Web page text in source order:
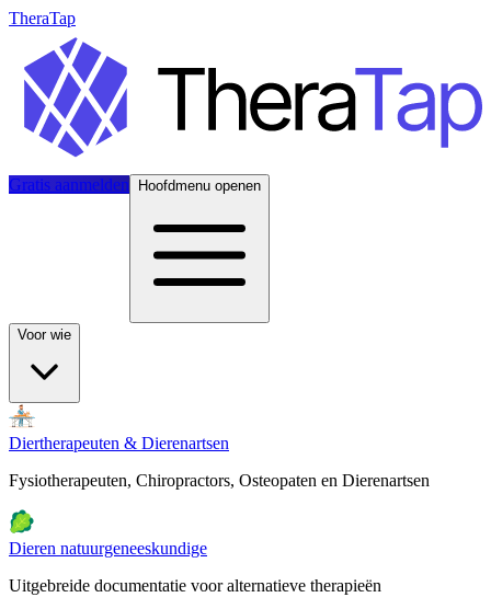
TheraTap
Gratis aanmelden Hoofdmenu openen
Voor wie
Diertherapeuten & Dierenartsen
Fysiotherapeuten, Chiropractors, Osteopaten en Dierenartsen
Dieren natuurgeneeskundige
Uitgebreide documentatie voor alternatieve therapieën